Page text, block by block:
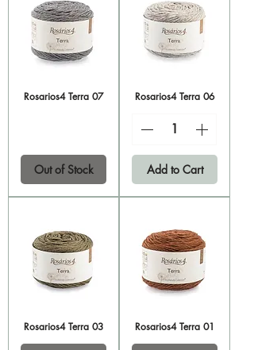
Rosarios4 Terra 07
Out of Stock
Rosarios4 Terra 06
Add to Cart
Rosarios4 Terra 03 Rosarios4 Terra 01